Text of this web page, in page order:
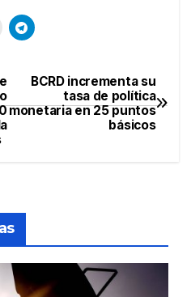
BCRD incrementa su
tasa de política
monetaria en 25 puntos
básicos